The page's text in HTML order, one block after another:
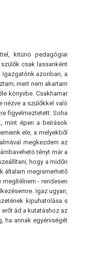
kitünö pedagógiai
csak lassanként
azonban, a
mert nem akartam
könyvbe. Csakhamar
nézve a szülőkkel való
figyelmeztetett: Soha
mint épen a beírások
ele, a melyekből
megkezdem az
tényt már a
hogy a midőn
általam megismerhető
- rendesen
Igaz ugyan,
kipuhatolása s
ád a kutatáshoz az
ha annak egyéniségét